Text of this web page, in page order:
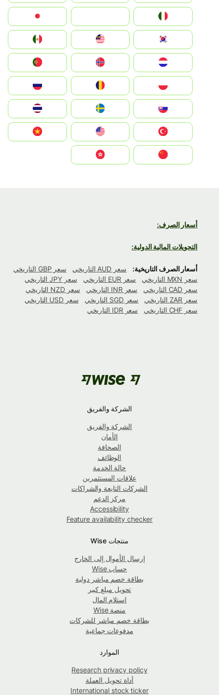
South Korea
Nederland
Portugal
România
Slovensko
United States
Vietnam
أسعار الصرف:
التحويلات المالية الدولية:
أسعار الصرف التاريخية: سعر AUD التاريخي
سعر GBP التاريخي
سعر MXN التاريخي
سعر EUR التاريخي
سعر JPY التاريخي
سعر CAD التاريخي
سعر INR التاريخي
سعر NZD التاريخي
سعر ZAR التاريخي
سعر SGD التاريخي
سعر USD التاريخي
سعر CHF التاريخي
سعر IDR التاريخي
الشركة والفريق
الشركة والفريق
الأمان
الصحافة
الوظائف
حالة الخدمة
علاقات المستثمرين
الشركات التابعة والشراكات
مركز الدعم
Accessibility
Feature availability checker
منتجات Wise
إرسال الأموال إلى الخارج
حساب Wise
بطاقة خصم مباشر دولية
تحويل مبلغ كبير
استلام المال
منصة Wise
بطاقة خصم مباشر للشركات
مدفوعات جماعية
الموارد
Research privacy policy
أداة تحويل العملة
International stock ticker